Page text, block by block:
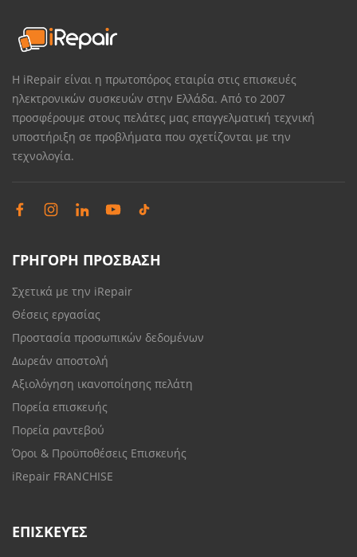
Η iRepair είναι η πρωτοπόρος εταιρία στις επισκευές
ηλεκτρονικών συσκευών στην Ελλάδα. Από το 2007
προσφέρουμε στους πελάτες μας επαγγελματική τεχνική
υποστήριξη σε προβλήματα που σχετίζονται με την
τεχνολογία.
ΓΡΗΓΟΡΗ ΠΡΟΣΒΑΣΗ
Σχετικά με την iRepair
Θέσεις εργασίας
Προστασία προσωπικών δεδομένων
Δωρεάν αποστολή
Αξιολόγηση ικανοποίησης πελάτη
Πορεία επισκευής
Πορεία ραντεβού
Όροι & Προϋποθέσεις Επισκευής
iRepair FRANCHISE
ΕΠΙΣΚΕΥΈΣ